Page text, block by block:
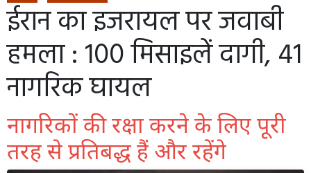
ईरान का इजरायल पर जवाबी
हमला : 100 मिसाइलें दागी, 41
नागरिक घायल
नागरिकों की रक्षा करने के लिए पूरी
तरह से प्रतिबद्ध हैं और रहेंगे